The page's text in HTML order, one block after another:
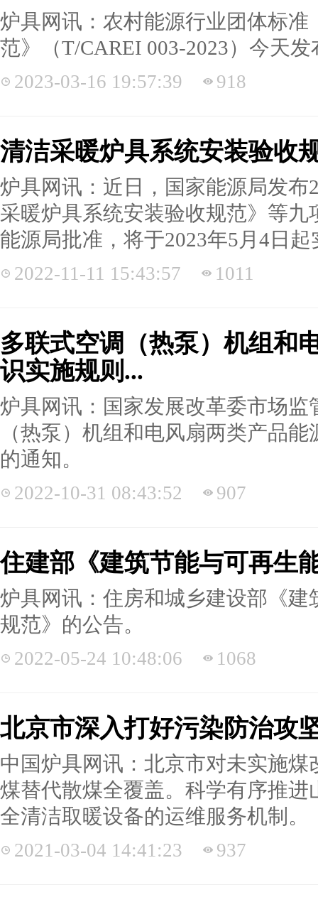
炉具网讯：农村能源行业团体标
范》（T/CAREI 003-2023）今天
2023-03-16 19:57:39 918
清洁采暖炉具系统安装验收
炉具网讯：近日，国家能源局发布
采暖炉具系统安装验收规范》等
能源局批准，将于2023年5月4日起
2022-11-11 15:43:57 1011
多联式空调（热泵）机组和
识实施规则...
炉具网讯：国家发展改革委市场
（热泵）机组和电风扇两类产品
的通知。
2022-10-31 08:43:52 907
住建部《建筑节能与可再生
炉具网讯：住房和城乡建设部《
规范》的公告。
2022-05-24 10:48:06 1068
北京市深入打好污染防治攻
中国炉具网讯：北京市对未实施
煤替代散煤全覆盖。科学有序推
全清洁取暖设备的运维服务机制。
2021-03-04 14:41:23 937